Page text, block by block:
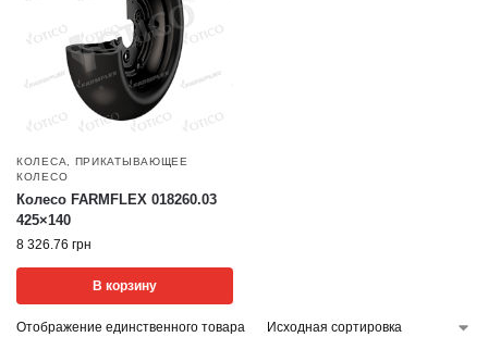
КОЛЕСА
ПРИКАТЫВАЮЩЕЕ
КОЛЕСО
Колесо FARMFLEX 018260.03
425×140
8 326.76 грн
В корзину
Отображение единственного товара